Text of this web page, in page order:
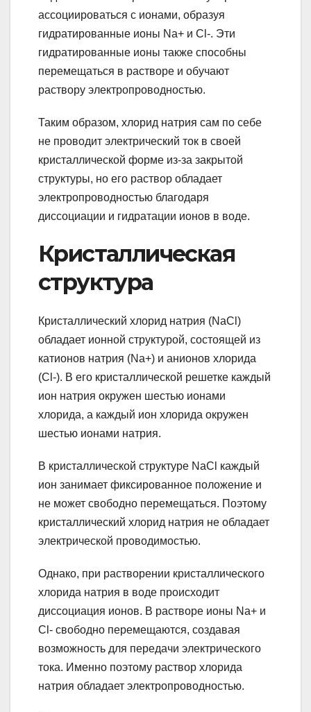
ассоциироваться с ионами, образуя
гидратированные ионы Na+ и Cl-. Эти
гидратированные ионы также способны
перемещаться в растворе и обучают
раствору электропроводностью.
Таким образом, хлорид натрия сам по себе
не проводит электрический ток в своей
кристаллической форме из-за закрытой
структуры, но его раствор обладает
электропроводностью благодаря
диссоциации и гидратации ионов в воде.
Кристаллическая
структура
Кристаллический хлорид натрия (NaCl)
обладает ионной структурой, состоящей из
катионов натрия (Na+) и анионов хлорида
(Cl-). В его кристаллической решетке каждый
ион натрия окружен шестью ионами
хлорида, а каждый ион хлорида окружен
шестью ионами натрия.
В кристаллической структуре NaCl каждый
ион занимает фиксированное положение и
не может свободно перемещаться. Поэтому
кристаллический хлорид натрия не обладает
электрической проводимостью.
Однако, при растворении кристаллического
хлорида натрия в воде происходит
диссоциация ионов. В растворе ионы Na+ и
Cl- свободно перемещаются, создавая
возможность для передачи электрического
тока. Именно поэтому раствор хлорида
натрия обладает электропроводностью.